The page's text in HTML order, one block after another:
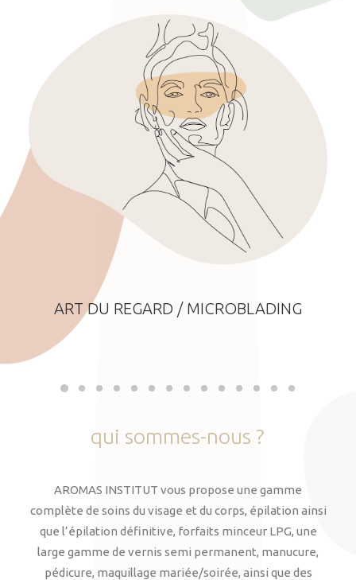
ART DU REGARD / MICROBLADING
qui sommes-nous ?
AROMAS INSTITUT vous propose une gamme
complète de soins du visage et du corps, épilation ainsi
que l’épilation définitive, forfaits minceur LPG, une
large gamme de vernis semi permanent, manucure,
pédicure, maquillage mariée/soirée, ainsi que des